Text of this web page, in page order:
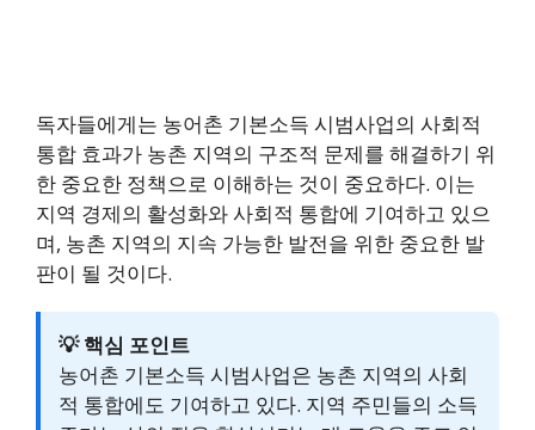
독자들에게는 농어촌 기본소득 시범사업의 사회적
통합 효과가 농촌 지역의 구조적 문제를 해결하기 위
한 중요한 정책으로 이해하는 것이 중요하다. 이는
지역 경제의 활성화와 사회적 통합에 기여하고 있으
며, 농촌 지역의 지속 가능한 발전을 위한 중요한 발
판이 될 것이다.
💡 핵심 포인트
농어촌 기본소득 시범사업은 농촌 지역의 사회
적 통합에도 기여하고 있다. 지역 주민들의 소득